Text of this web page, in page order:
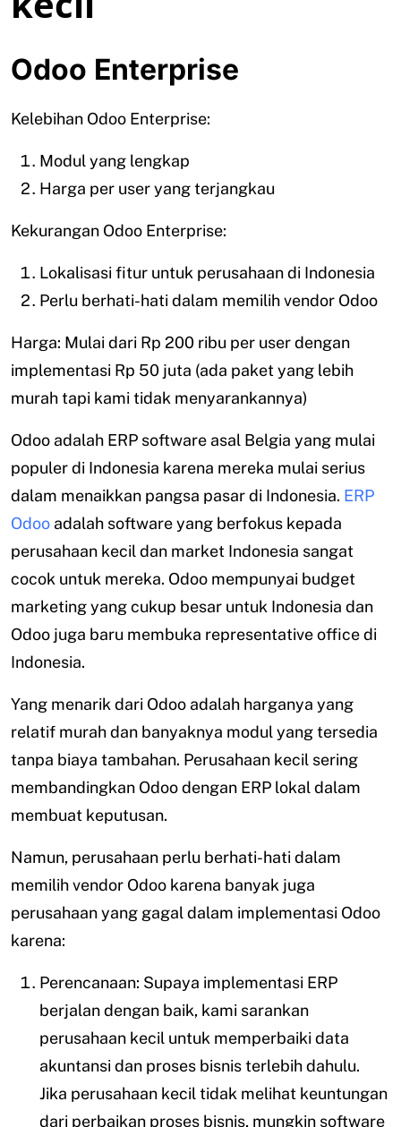
Odoo Enterprise
Kelebihan Odoo Enterprise:
Modul yang lengkap
Harga per user yang terjangkau
Kekurangan Odoo Enterprise:
Lokalisasi fitur untuk perusahaan di Indonesia
Perlu berhati-hati dalam memilih vendor Odoo
Harga: Mulai dari Rp 200 ribu per user dengan
implementasi Rp 50 juta (ada paket yang lebih
murah tapi kami tidak menyarankannya)
Odoo adalah ERP software asal Belgia yang mulai
populer di Indonesia karena mereka mulai serius
dalam menaikkan pangsa pasar di Indonesia. ERP
Odoo adalah software yang berfokus kepada
perusahaan kecil dan market Indonesia sangat
cocok untuk mereka. Odoo mempunyai budget
marketing yang cukup besar untuk Indonesia dan
Odoo juga baru membuka representative office di
Indonesia.
Yang menarik dari Odoo adalah harganya yang
relatif murah dan banyaknya modul yang tersedia
tanpa biaya tambahan. Perusahaan kecil sering
membandingkan Odoo dengan ERP lokal dalam
membuat keputusan.
Namun, perusahaan perlu berhati-hati dalam
memilih vendor Odoo karena banyak juga
perusahaan yang gagal dalam implementasi Odoo
karena:
Perencanaan: Supaya implementasi ERP
berjalan dengan baik, kami sarankan
perusahaan kecil untuk memperbaiki data
akuntansi dan proses bisnis terlebih dahulu.
Jika perusahaan kecil tidak melihat keuntungan
dari perbaikan proses bisnis, mungkin software